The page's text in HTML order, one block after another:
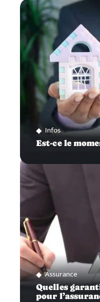
Infos
Est-ce le
Assurance
Quelles
pour